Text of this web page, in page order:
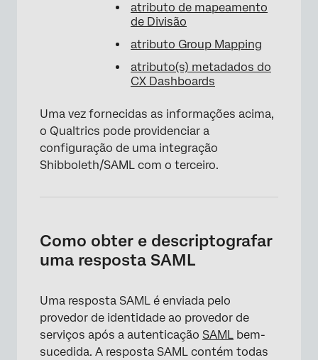
atributo de mapeamento
de Divisão
atributo Group Mapping
atributo(s) metadados do
CX Dashboards
Uma vez fornecidas as informações acima,
o Qualtrics pode providenciar a
configuração de uma integração
Shibboleth/SAML com o terceiro.
Como obter e descriptografar
uma resposta SAML
Uma resposta SAML é enviada pelo
provedor de identidade ao provedor de
serviços após a autenticação SAML bem-
sucedida. A resposta SAML contém todas